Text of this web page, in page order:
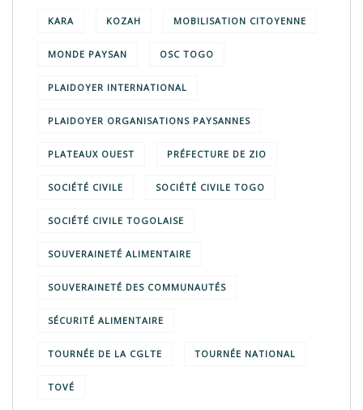
KARA KOZAH MOBILISATION CITOYENNE
MONDE PAYSAN OSC TOGO
PLAIDOYER INTERNATIONAL
PLAIDOYER ORGANISATIONS PAYSANNES
PLATEAUX OUEST PRÉFECTURE DE ZIO
SOCIÉTÉ CIVILE SOCIÉTÉ CIVILE TOGO
SOCIÉTÉ CIVILE TOGOLAISE
SOUVERAINETÉ ALIMENTAIRE
SOUVERAINETÉ DES COMMUNAUTÉS
SÉCURITÉ ALIMENTAIRE
TOURNÉE DE LA CGLTE TOURNÉE NATIONAL
TOVÉ